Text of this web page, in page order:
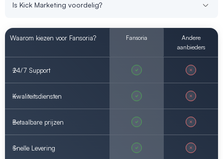
Is Kick Marketing voordelig?
Waarom kiezen voor Fansoria? Fansoria
Andere
aanbieders
24/7 Support
Kwaliteitsdiensten
Betaalbare prijzen
Snelle Levering